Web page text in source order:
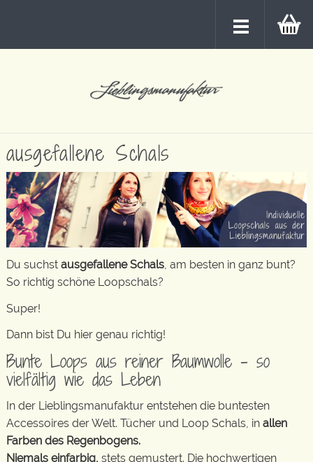
ausgefallene Schals
Du suchst ausgefallene Schals, am besten in ganz bunt?
So richtig schöne Loopschals?
Super!
Dann bist Du hier genau richtig!
Bunte Loops aus reiner Baumwolle – so
vielfältig wie das Leben
In der Lieblingsmanufaktur entstehen die buntesten
Accessoires der Welt. Tücher und Loop Schals, in allen
Farben des Regenbogens.
Niemals einfarbig, stets gemustert. Die hochwertigen